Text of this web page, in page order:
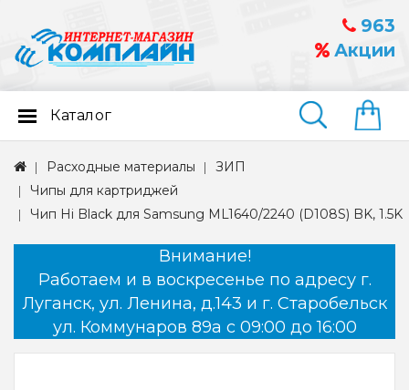
963
Акции
Найти
Каталог
Расходные материалы
ЗИП
Чипы для картриджей
Чип Hi Black для Samsung ML1640/2240 (D108S) BK, 1.5K
Внимание!
Работаем и в воскресенье по адресу г.
Луганск, ул. Ленина, д.143 и г. Старобельск
ул. Коммунаров 89а с 09:00 до 16:00